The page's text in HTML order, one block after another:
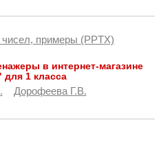
примеры (PPTX)
в интернет-магазине
для 1 класса
Дорофеева Г.В.